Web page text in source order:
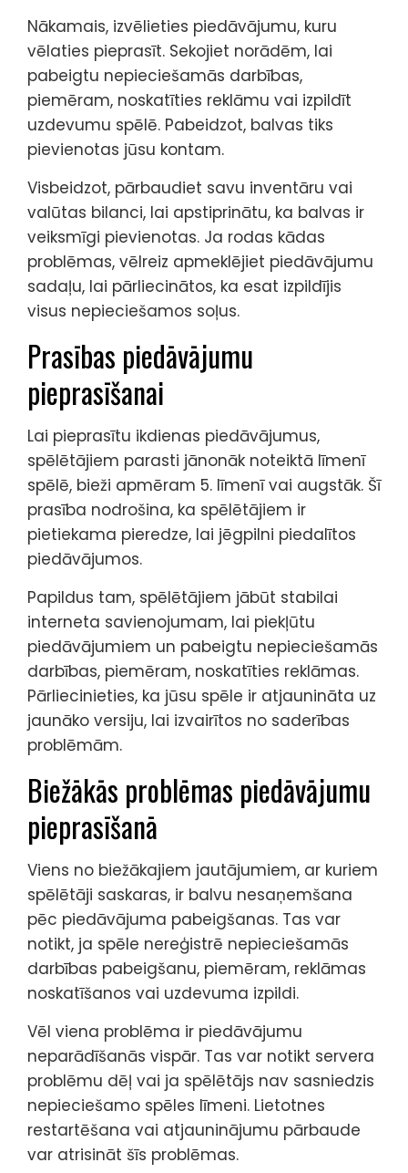
Nākamais, izvēlieties piedāvājumu, kuru
vēlaties pieprasīt. Sekojiet norādēm, lai
pabeigtu nepieciešamās darbības,
piemēram, noskatīties reklāmu vai izpildīt
uzdevumu spēlē. Pabeidzot, balvas tiks
pievienotas jūsu kontam.
Visbeidzot, pārbaudiet savu inventāru vai
valūtas bilanci, lai apstiprinātu, ka balvas ir
veiksmīgi pievienotas. Ja rodas kādas
problēmas, vēlreiz apmeklējiet piedāvājumu
sadaļu, lai pārliecinātos, ka esat izpildījis
visus nepieciešamos soļus.
Prasības piedāvājumu
pieprasīšanai
Lai pieprasītu ikdienas piedāvājumus,
spēlētājiem parasti jānonāk noteiktā līmenī
spēlē, bieži apmēram 5. līmenī vai augstāk. Šī
prasība nodrošina, ka spēlētājiem ir
pietiekama pieredze, lai jēgpilni piedalītos
piedāvājumos.
Papildus tam, spēlētājiem jābūt stabilai
interneta savienojumam, lai piekļūtu
piedāvājumiem un pabeigtu nepieciešamās
darbības, piemēram, noskatīties reklāmas.
Pārliecinieties, ka jūsu spēle ir atjaunināta uz
jaunāko versiju, lai izvairītos no saderības
problēmām.
Biežākās problēmas piedāvājumu
pieprasīšanā
Viens no biežākajiem jautājumiem, ar kuriem
spēlētāji saskaras, ir balvu nesaņemšana
pēc piedāvājuma pabeigšanas. Tas var
notikt, ja spēle nereģistrē nepieciešamās
darbības pabeigšanu, piemēram, reklāmas
noskatīšanos vai uzdevuma izpildi.
Vēl viena problēma ir piedāvājumu
neparādīšanās vispār. Tas var notikt servera
problēmu dēļ vai ja spēlētājs nav sasniedzis
nepieciešamo spēles līmeni. Lietotnes
restartēšana vai atjauninājumu pārbaude
var atrisināt šīs problēmas.